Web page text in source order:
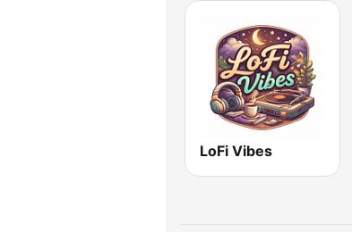
LoFi Vibes